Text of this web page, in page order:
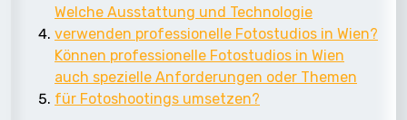
Welche Ausstattung und Technologie
verwenden professionelle Fotostudios in Wien?
Können professionelle Fotostudios in Wien
auch spezielle Anforderungen oder Themen
für Fotoshootings umsetzen?